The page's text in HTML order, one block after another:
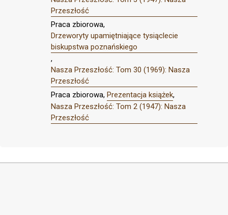
Przeszłość
Praca zbiorowa,
Drzeworyty upamiętniające tysiąclecie
biskupstwa poznańskiego
,
Nasza Przeszłość: Tom 30 (1969): Nasza
Przeszłość
Praca zbiorowa, Prezentacja książek,
Nasza Przeszłość: Tom 2 (1947): Nasza
Przeszłość